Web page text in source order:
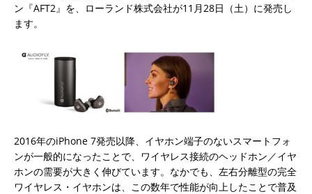
ン『AFT2』を、ローランド株式会社が11月28日（土）に発売し
ます。
2016年のiPhone 7発売以降、イヤホン端子のないスマートフォ
ンが一般的になったことで、ワイヤレス接続のヘッドホン／イヤ
ホンの需要が大きく伸びています。なかでも、左右分離型の完全
ワイヤレス・イヤホンは、この数年で性能が向上したことで普及